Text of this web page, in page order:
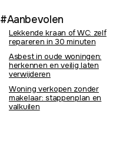
#Aanbevolen
Lekkende kraan of WC: zelf
repareren in 30 minuten
Asbest in oude woningen:
herkennen en veilig laten
verwijderen
Woning verkopen zonder
makelaar: stappenplan en
valkuilen